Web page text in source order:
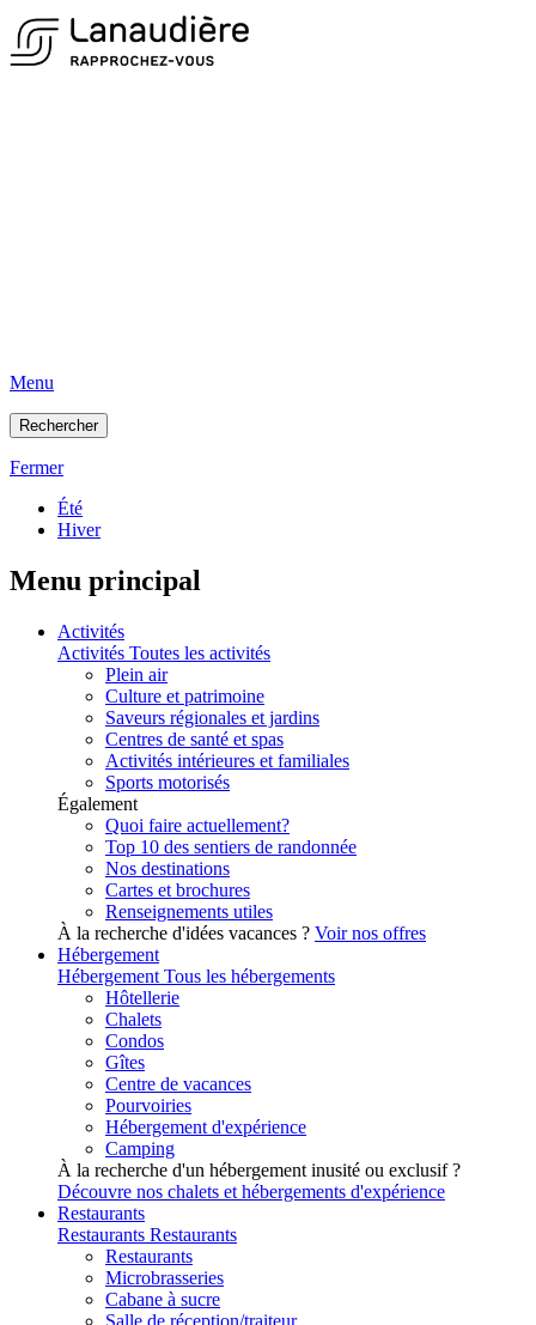
Menu
Rechercher
Fermer
Été
Hiver
Menu principal
Activités
Activités Toutes les activités
Plein air
Culture et patrimoine
Saveurs régionales et jardins
Centres de santé et spas
Activités intérieures et familiales
Sports motorisés
Également
Quoi faire actuellement?
Top 10 des sentiers de randonnée
Nos destinations
Cartes et brochures
Renseignements utiles
À la recherche d'idées vacances ? Voir nos offres
Hébergement
Hébergement Tous les hébergements
Hôtellerie
Chalets
Condos
Gîtes
Centre de vacances
Pourvoiries
Hébergement d'expérience
Camping
À la recherche d'un hébergement inusité ou exclusif ?
Découvre nos chalets et hébergements d'expérience
Restaurants
Restaurants Restaurants
Restaurants
Microbrasseries
Cabane à sucre
Salle de réception/traiteur